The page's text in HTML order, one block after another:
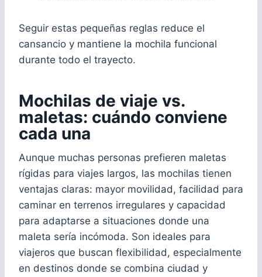
Seguir estas pequeñas reglas reduce el
cansancio y mantiene la mochila funcional
durante todo el trayecto.
Mochilas de viaje vs.
maletas: cuándo conviene
cada una
Aunque muchas personas prefieren maletas
rígidas para viajes largos, las mochilas tienen
ventajas claras: mayor movilidad, facilidad para
caminar en terrenos irregulares y capacidad
para adaptarse a situaciones donde una
maleta sería incómoda. Son ideales para
viajeros que buscan flexibilidad, especialmente
en destinos donde se combina ciudad y